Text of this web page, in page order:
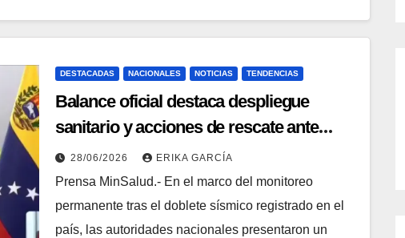
DESTACADAS NACIONALES NOTICIAS TENDENCIAS
Balance oficial destaca despliegue
sanitario y acciones de rescate ante
contingencia nacional
28/06/2026 ERIKA GARCÍA
Prensa MinSalud.- En el marco del monitoreo
permanente tras el doblete sísmico registrado en el
país, las autoridades nacionales presentaron un